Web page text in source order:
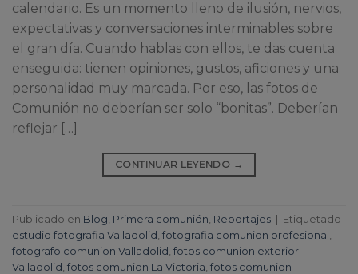
calendario. Es un momento lleno de ilusión, nervios,
expectativas y conversaciones interminables sobre
el gran día. Cuando hablas con ellos, te das cuenta
enseguida: tienen opiniones, gustos, aficiones y una
personalidad muy marcada. Por eso, las fotos de
Comunión no deberían ser solo “bonitas”. Deberían
reflejar […]
CONTINUAR LEYENDO →
Publicado en Blog Primera comunión Reportajes
Etiquetado
estudio fotografia Valladolid fotografia comunion profesional
fotografo comunion Valladolid fotos comunion exterior
Valladolid fotos comunion La Victoria fotos comunion